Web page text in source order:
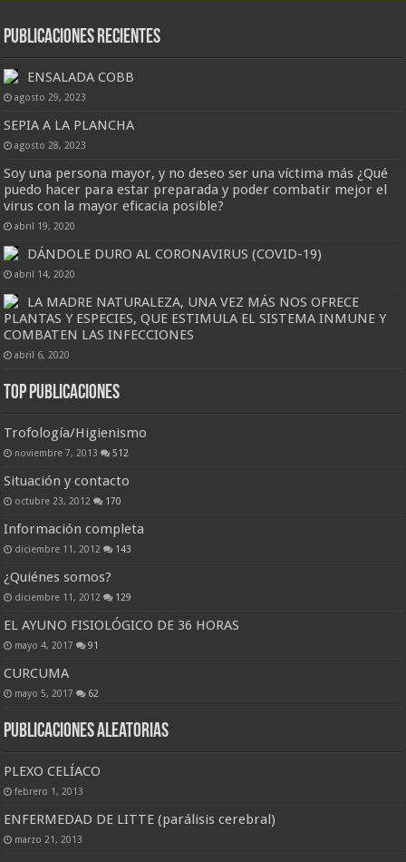
Publicaciones Recientes
ENSALADA COBB
agosto 29, 2023
SEPIA A LA PLANCHA
agosto 28, 2023
Soy una persona mayor, y no deseo ser una víctima más ¿Qué
puedo hacer para estar preparada y poder combatir mejor el
virus con la mayor eficacia posible?
abril 19, 2020
DÁNDOLE DURO AL CORONAVIRUS (COVID-19)
abril 14, 2020
LA MADRE NATURALEZA, UNA VEZ MÁS NOS OFRECE
PLANTAS Y ESPECIES, QUE ESTIMULA EL SISTEMA INMUNE Y
COMBATEN LAS INFECCIONES
abril 6, 2020
Top Publicaciones
Trofología/Higienismo
noviembre 7, 2013 512
Situación y contacto
octubre 23, 2012 170
Información completa
diciembre 11, 2012 143
¿Quiénes somos?
diciembre 11, 2012 129
EL AYUNO FISIOLÓGICO DE 36 HORAS
mayo 4, 2017 91
CURCUMA
mayo 5, 2017 62
Publicaciones Aleatorias
PLEXO CELÍACO
febrero 1, 2013
ENFERMEDAD DE LITTE (parálisis cerebral)
marzo 21, 2013